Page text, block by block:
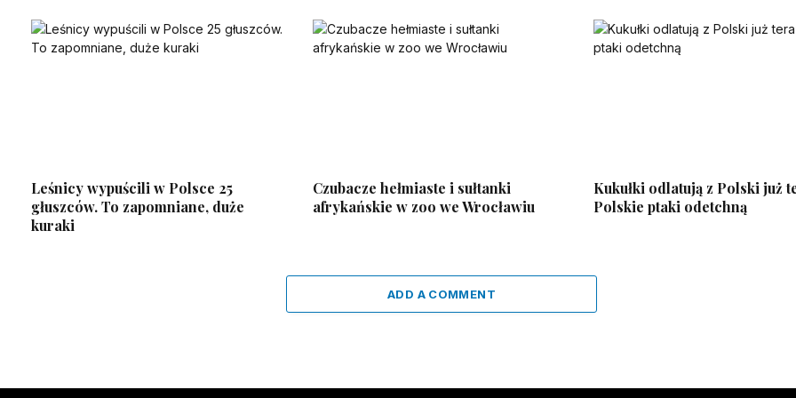
Leśnicy wypuścili w Polsce 25
głuszców. To zapomniane, duże
kuraki
Czubacze hełmiaste i sułtanki
afrykańskie w zoo we Wrocławiu
Kukułki odlatują z Polski już
Polskie ptaki odetchną
ADD A COMMENT